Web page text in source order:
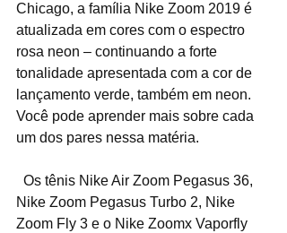
Chicago, a família Nike Zoom 2019 é
atualizada em cores com o espectro
rosa neon – continuando a forte
tonalidade apresentada com a cor de
lançamento verde, também em neon.
Você pode aprender mais sobre cada
um dos pares nessa matéria.
Nike Zoom Pegasus Turbo 2, Nike
Zoom Fly 3 e o Nike Zoomx Vaporfly